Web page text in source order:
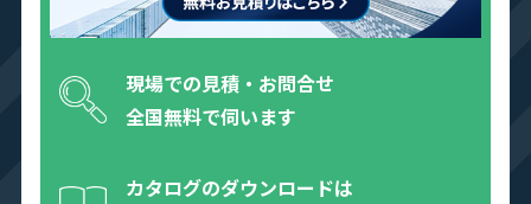
現場での見積・お問合せ
全国無料で伺います
カタログのダウンロードは